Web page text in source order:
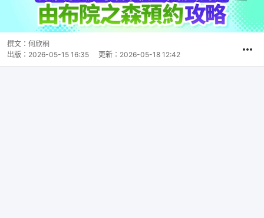
撰文： 何欣桐
出版： 2026-05-15 16:35 更新： 2026-05-18 12:42